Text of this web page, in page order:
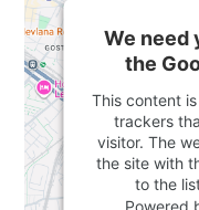
We need
the
This content
trackers
visitor. The
the site with
to the
Powered